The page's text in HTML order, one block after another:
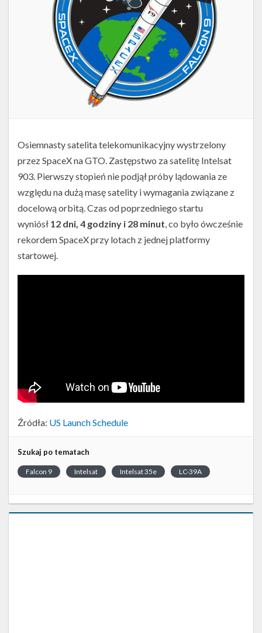
Osiemnasty satelita telekomunikacyjny wystrzelony
przez SpaceX na GTO. Zastępstwo za satelitę Intelsat
903. Pierwszy stopień nie podjął próby lądowania ze
względu na dużą masę satelity i wymagania związane z
docelową orbitą. Czas od poprzedniego startu
wyniósł 12 dni, 4 godziny i 28 minut, co było ówcześnie
rekordem SpaceX przy lotach z jednej platformy
startowej.
Źródła: US Launch Schedule
Szukaj po tematach
Falcon 9 Intelsat Intelsat 35e LC-39A